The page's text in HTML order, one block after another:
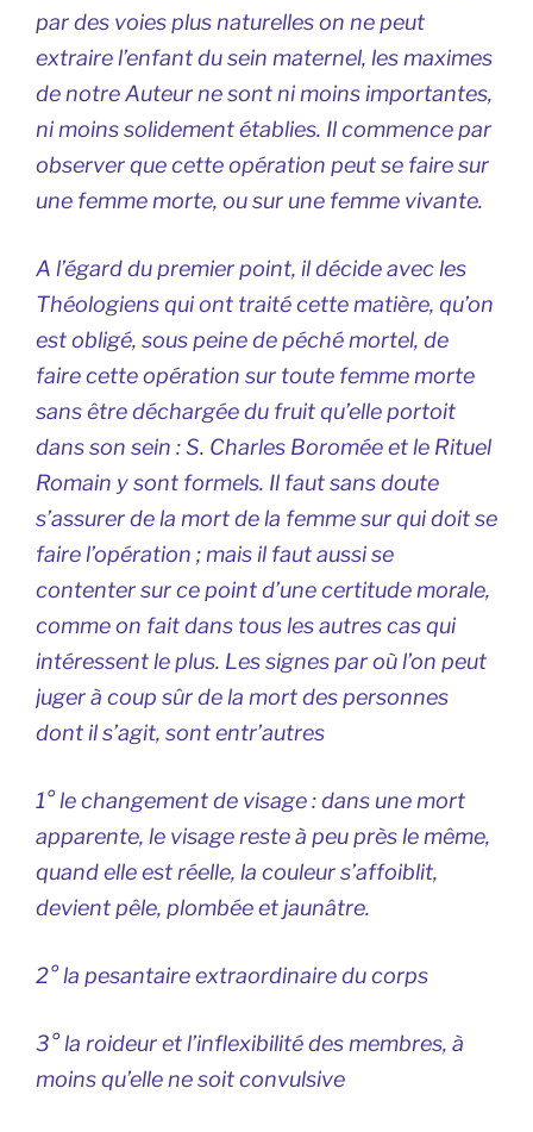
par des voies plus naturelles on ne peut
extraire l’enfant du sein maternel, les maximes
de notre Auteur ne sont ni moins importantes,
ni moins solidement établies. Il commence par
observer que cette opération peut se faire sur
une femme morte, ou sur une femme vivante.
A l’égard du premier point, il décide avec les
Théologiens qui ont traité cette matière, qu’on
est obligé, sous peine de péché mortel, de
faire cette opération sur toute femme morte
sans être déchargée du fruit qu’elle portoit
dans son sein : S. Charles Boromée et le Rituel
Romain y sont formels. Il faut sans doute
s’assurer de la mort de la femme sur qui doit se
faire l’opération ; mais il faut aussi se
contenter sur ce point d’une certitude morale,
comme on fait dans tous les autres cas qui
intéressent le plus. Les signes par où l’on peut
juger à coup sûr de la mort des personnes
dont il s’agit, sont entr’autres
1° le changement de visage : dans une mort
apparente, le visage reste à peu près le même,
quand elle est réelle, la couleur s’affoiblit,
devient pêle, plombée et jaunâtre.
2° la pesantaire extraordinaire du corps
3° la roideur et l’inflexibilité des membres, à
moins qu’elle ne soit convulsive